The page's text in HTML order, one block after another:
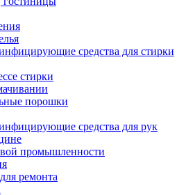
средства для стирки
стирки
порошки
средства для рук
промышленности
ремонта